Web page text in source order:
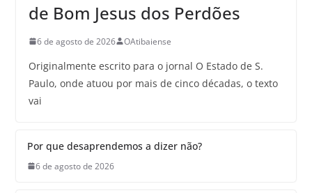
de Bom Jesus dos Perdões
6 de agosto de 2026 OAtibaiense
Originalmente escrito para o jornal O Estado de S.
Paulo, onde atuou por mais de cinco décadas, o texto
vai
Por que desaprendemos a dizer não?
6 de agosto de 2026